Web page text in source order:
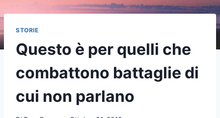
STORIE
Questo è per quelli che
combattono battaglie di
cui non parlano